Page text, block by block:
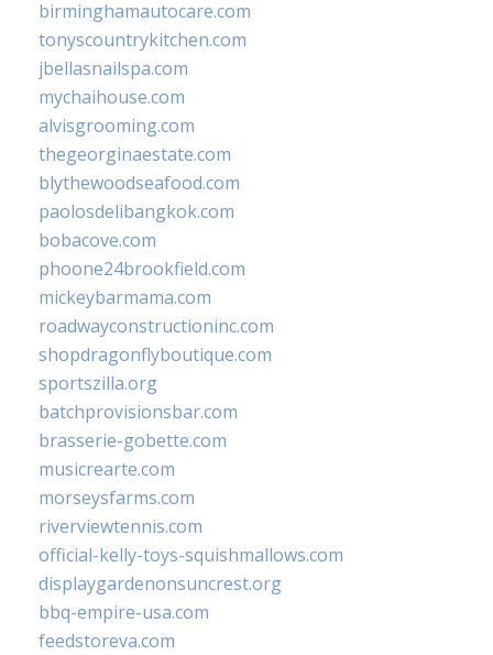
birminghamautocare.com
tonyscountrykitchen.com
jbellasnailspa.com
mychaihouse.com
alvisgrooming.com
thegeorginaestate.com
blythewoodseafood.com
paolosdelibangkok.com
bobacove.com
phoone24brookfield.com
mickeybarmama.com
roadwayconstructioninc.com
shopdragonflyboutique.com
sportszilla.org
batchprovisionsbar.com
brasserie-gobette.com
musicrearte.com
morseysfarms.com
riverviewtennis.com
official-kelly-toys-squishmallows.com
displaygardenonsuncrest.org
bbq-empire-usa.com
feedstoreva.com